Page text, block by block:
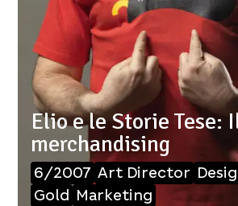
Elio e le Storie Tese:
merchandising
6/2007 Art Director
Gold Marketing